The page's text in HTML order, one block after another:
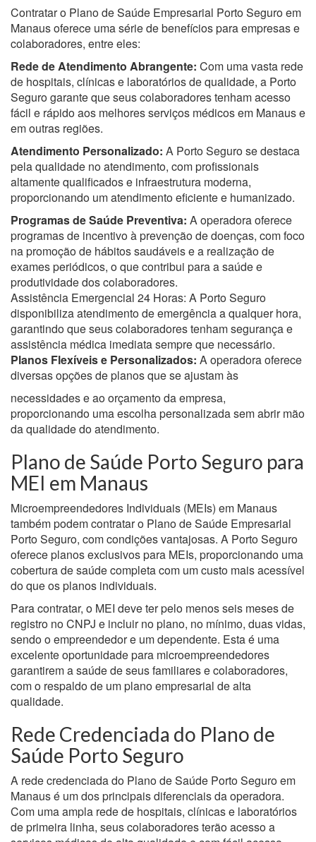
Contratar o Plano de Saúde Empresarial Porto Seguro em
Manaus oferece uma série de benefícios para empresas e
colaboradores, entre eles:
Rede de Atendimento Abrangente: Com uma vasta rede
de hospitais, clínicas e laboratórios de qualidade, a Porto
Seguro garante que seus colaboradores tenham acesso
fácil e rápido aos melhores serviços médicos em Manaus e
em outras regiões.
Atendimento Personalizado: A Porto Seguro se destaca
pela qualidade no atendimento, com profissionais
altamente qualificados e infraestrutura moderna,
proporcionando um atendimento eficiente e humanizado.
Programas de Saúde Preventiva: A operadora oferece
programas de incentivo à prevenção de doenças, com foco
na promoção de hábitos saudáveis e a realização de
exames periódicos, o que contribui para a saúde e
produtividade dos colaboradores.
Assistência Emergencial 24 Horas: A Porto Seguro
disponibiliza atendimento de emergência a qualquer hora,
garantindo que seus colaboradores tenham segurança e
assistência médica imediata sempre que necessário.
Planos Flexíveis e Personalizados: A operadora oferece
diversas opções de planos que se ajustam às
necessidades e ao orçamento da empresa,
proporcionando uma escolha personalizada sem abrir mão
da qualidade do atendimento.
Plano de Saúde Porto Seguro para
MEI em Manaus
Microempreendedores Individuais (MEIs) em Manaus
também podem contratar o Plano de Saúde Empresarial
Porto Seguro, com condições vantajosas. A Porto Seguro
oferece planos exclusivos para MEIs, proporcionando uma
cobertura de saúde completa com um custo mais acessível
do que os planos individuais.
Para contratar, o MEI deve ter pelo menos seis meses de
registro no CNPJ e incluir no plano, no mínimo, duas vidas,
sendo o empreendedor e um dependente. Esta é uma
excelente oportunidade para microempreendedores
garantirem a saúde de seus familiares e colaboradores,
com o respaldo de um plano empresarial de alta
qualidade.
Rede Credenciada do Plano de
Saúde Porto Seguro
A rede credenciada do Plano de Saúde Porto Seguro em
Manaus é um dos principais diferenciais da operadora.
Com uma ampla rede de hospitais, clínicas e laboratórios
de primeira linha, seus colaboradores terão acesso a